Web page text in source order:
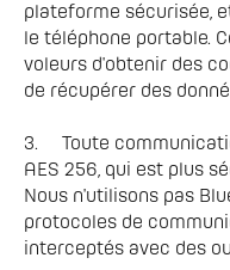
plateforme sécurisée,
le téléphone portable.
voleurs d'obtenir des
de récupérer des
3.	Toute communication est cryptée avec le cryptage
AES 256, qui est plus
Nous n'utilisons pas
protocoles de
interceptés avec des